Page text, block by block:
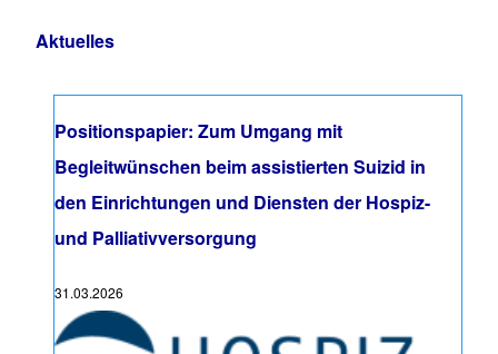
Aktuelles
Positionspapier: Zum Umgang mit
Begleitwünschen beim assistierten Suizid in
den Einrichtungen und Diensten der Hospiz-
und Palliativversorgung
31.03.2026